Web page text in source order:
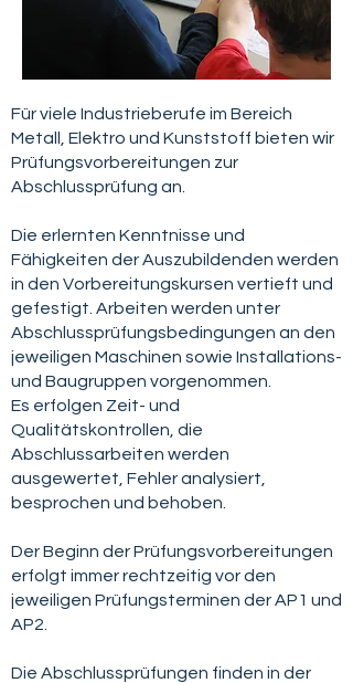
Für viele Industrieberufe im Bereich
Metall, Elektro und Kunststoff bieten wir
Prüfungsvorbereitungen zur
Abschlussprüfung an.
Die erlernten Kenntnisse und
Fähigkeiten der Auszubildenden werden
in den Vorbereitungskursen vertieft und
gefestigt. Arbeiten werden unter
Abschlussprüfungsbedingungen an den
jeweiligen Maschinen sowie Installations-
und Baugruppen vorgenommen.
Es erfolgen Zeit- und
Qualitätskontrollen, die
Abschlussarbeiten werden
ausgewertet, Fehler analysiert,
besprochen und behoben.
Der Beginn der Prüfungsvorbereitungen
erfolgt immer rechtzeitig vor den
jeweiligen Prüfungsterminen der AP1 und
AP2.
Die Abschlussprüfungen finden in der